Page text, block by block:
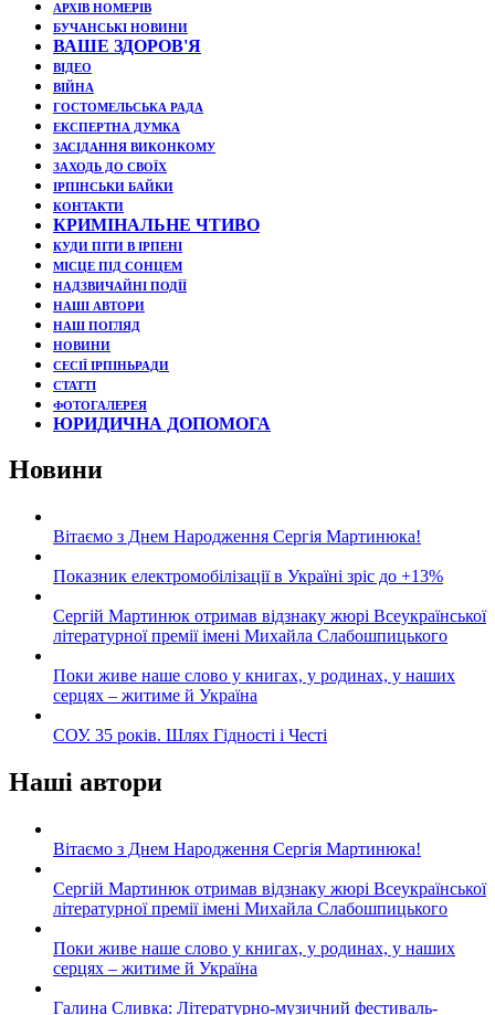
АРХІВ НОМЕРІВ
БУЧАНСЬКІ НОВИНИ
ВАШЕ ЗДОРОВ'Я
ВІДЕО
ВІЙНА
ГОСТОМЕЛЬСЬКА РАДА
ЕКСПЕРТНА ДУМКА
ЗАСІДАННЯ ВИКОНКОМУ
ЗАХОДЬ ДО СВОЇХ
ІРПІНСЬКИ БАЙКИ
КОНТАКТИ
КРИМІНАЛЬНЕ ЧТИВО
КУДИ ПІТИ В ІРПЕНІ
МІСЦЕ ПІД СОНЦЕМ
НАДЗВИЧАЙНІ ПОДЇЇ
НАШІ АВТОРИ
НАШ ПОГЛЯД
НОВИНИ
СЕСІЇ ІРПІНЬРАДИ
СТАТТІ
ФОТОГАЛЕРЕЯ
ЮРИДИЧНА ДОПОМОГА
Новини
Вітаємо з Днем Народження Сергія Мартинюка!
Показник електромобілізації в Україні зріс до +13%
Сергій Мартинюк отримав відзнаку жюрі Всеукраїнської
літературної премії імені Михайла Слабошпицького
Поки живе наше слово у книгах, у родинах, у наших
серцях – житиме й Україна
СОУ. 35 років. Шлях Гідності і Честі
Наші автори
Вітаємо з Днем Народження Сергія Мартинюка!
Сергій Мартинюк отримав відзнаку жюрі Всеукраїнської
літературної премії імені Михайла Слабошпицького
Поки живе наше слово у книгах, у родинах, у наших
серцях – житиме й Україна
Галина Сливка: Літературно-музичний фестиваль-